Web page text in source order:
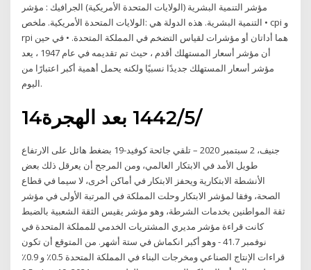
مؤشر التنمية البشرية (الولايات المتحدة الأمريكية) الجرافيك : مؤشر
التنمية البشرية. هذه الدولة هي :الولايات المتحدة الأمريكية. ملخص • cpi و
rpi هما أداتان أو مؤشرات لقياس التضخم في المملكة المتحدة. • في حين
أن مؤشر أسعار المستهلك أقدم ، حيث تم تقديمه في عام 1947 ، يعد
مؤشر أسعار المستهلك جديدًا نسبيًا ولكنه يحمل أهمية أكبر اعتبارًا من
اليوم.
14‏‏/5‏‏/1442 بعد الهجرة
جنيف، 2 سبتمبر 2020 – تلقي جائحة كوفيد-19 بضغط هائل على الارتفاع
طويل الأمد في الابتكار العالمي، ومن المرجح أن يعرقل ذلك بعض
الأنشطة الابتكارية ويحفز الابتكار في أماكن أخرى، لا سيما في قطاع
الصحة، وفقا لمؤشر الابتكار وحلت المملكة في المرتبة الأولى في مؤشر
ثقة المواطنين بخدمات الشرطة، وهو مؤشر يقيس الثقة الشعبية بالضبط
كانت قراءة مؤشر مديري المشتريات الخدمي للمملكة المتحدة في
نوفمبر 41.7 - وهو أكبر انكماش في ستة أشهر. من المتوقع أن تكون
قراءات الإنتاج الصناعي ومخرجات البناء في المملكة المتحدة 0.5٪ و 0.9٪